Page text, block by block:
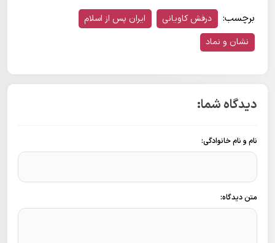
برچسب: درفش کاویانی
ایران پس از اسلام
نشان و نماد
دیدگاه شما:
نام و نام خانوادگی:
متن دیدگاه: